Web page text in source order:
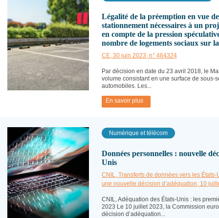
Légalité de la préemption en vue
stationnement nécessaires à un
en compte de la pression
nombre de logements sociaux sur
CE, 30 juin 2023, n° 464324
Par décision en date du 23 avril 2018, le
volume consistant en une surface de sous-
automobiles. Les...
En savoir plus
Numérique et télécom
Données personnelles : nouvelle
Unis
CNIL, Transferts de données vers les
une nouvelle décision d’adéquation, 10
CNIL, Adéquation des États-Unis : les
2023 Le 10 juillet 2023, la Commission
décision d’adéquation...